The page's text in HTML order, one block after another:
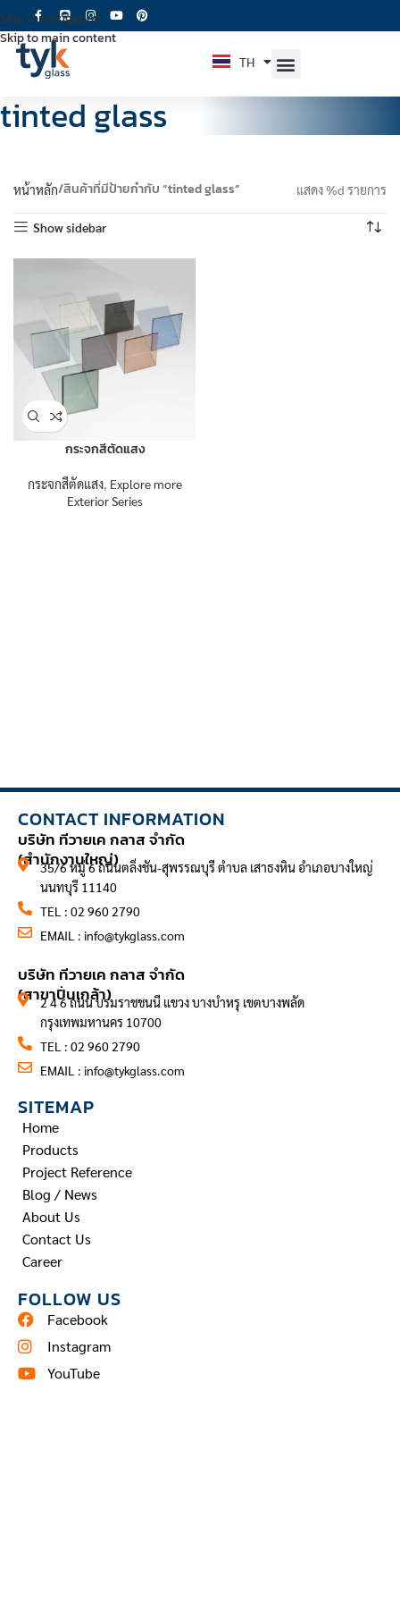
Skip to navigation
Skip to main content
TH
EN
tinted glass
หน้าหลัก สินค้าที่มีป้ายกำกับ “tinted glass” แสดง %d รายการ
Show sidebar
กระจกสีตัดแสง
กระจกสีตัดแสง, Explore more
Exterior Series
CONTACT INFORMATION
บริษัท ทีวายเค กลาส จำกัด
(สำนักงานใหญ่)
35/6 หมู่ 6 ถนนตลิ่งชัน-สุพรรณบุรี ตำบล เสาธงหิน อำเภอบางใหญ่
นนทบุรี 11140
TEL : 02 960 2790
EMAIL : info@tykglass.com
บริษัท ทีวายเค กลาส จำกัด
(สาขาปิ่นเกล้า)
2 4 6 ถนน บรมราชชนนี แขวง บางบำหรุ เขตบางพลัด
กรุงเทพมหานคร 10700
TEL : 02 960 2790
EMAIL : info@tykglass.com
SITEMAP
Home
Products
Project Reference
Blog / News
About Us
Contact Us
Career
FOLLOW US
Facebook
Instagram
YouTube